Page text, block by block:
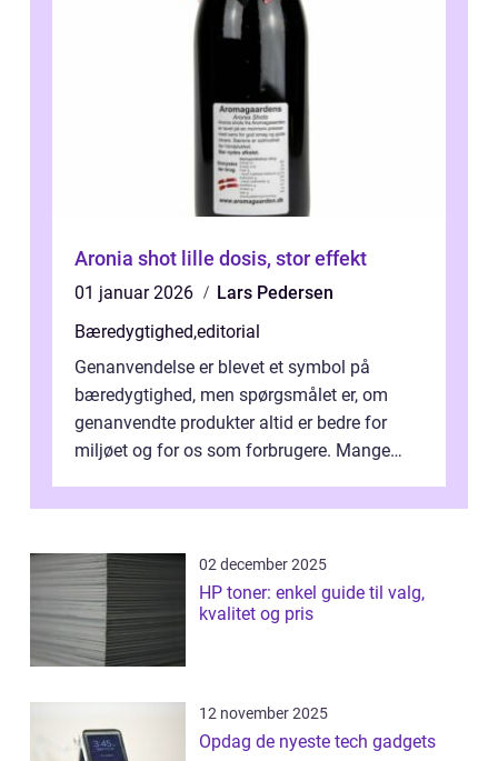
Aronia shot lille dosis, stor effekt
01 januar 2026
Lars Pedersen
Bæredygtighed,editorial
Genanvendelse er blevet et symbol på
bæredygtighed, men spørgsmålet er, om
genanvendte produkter altid er bedre for
miljøet og for os som forbrugere. Mange
02 december 2025
HP toner: enkel guide til valg,
kvalitet og pris
12 november 2025
Opdag de nyeste tech gadgets